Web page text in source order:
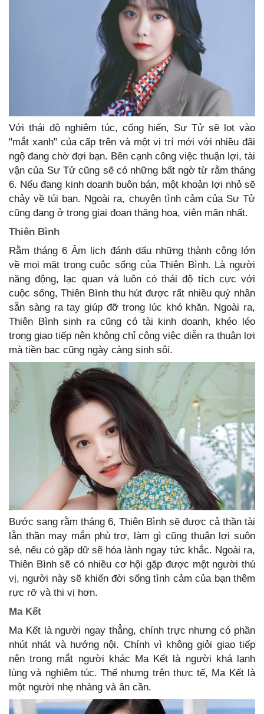
Với thái độ nghiêm túc, cống hiến, Sư Tử sẽ lọt vào
"mắt xanh" của cấp trên và một vị trí mới với nhiều đãi
ngộ đang chờ đợi bạn. Bên cạnh công việc thuận lợi, tài
vận của Sư Tử cũng sẽ có những bất ngờ từ rằm tháng
6. Nếu đang kinh doanh buôn bán, một khoản lợi nhỏ sẽ
chảy về túi bạn. Ngoài ra, chuyện tình cảm của Sư Tử
cũng đang ở trong giai đoạn thăng hoa, viên mãn nhất.
Thiên Bình
Rằm tháng 6 Âm lịch đánh dấu những thành công lớn
về mọi mặt trong cuộc sống của Thiên Bình. Là người
năng động, lạc quan và luôn có thái độ tích cực với
cuộc sống, Thiên Bình thu hút được rất nhiều quý nhân
sẵn sàng ra tay giúp đỡ trong lúc khó khăn. Ngoài ra,
Thiên Bình sinh ra cũng có tài kinh doanh, khéo léo
trong giao tiếp nên không chỉ công việc diễn ra thuận lợi
mà tiền bạc cũng ngày càng sinh sôi.
Bước sang rằm tháng 6, Thiên Bình sẽ được cả thần tài
lẫn thần may mắn phù trợ, làm gì cũng thuận lợi suôn
sẻ, nếu có gặp dữ sẽ hóa lành ngay tức khắc. Ngoài ra,
Thiên Bình sẽ có nhiều cơ hội gặp được một người thú
vị, người này sẽ khiến đời sống tình cảm của bạn thêm
rực rỡ và thi vị hơn.
Ma Kết
Ma Kết là người ngay thẳng, chính trực nhưng có phần
nhút nhát và hướng nội. Chính vì không giỏi giao tiếp
nên trong mắt người khác Ma Kết là người khá lạnh
lùng và nghiêm túc. Thế nhưng trên thực tế, Ma Kết là
một người nhẹ nhàng và ân cần.